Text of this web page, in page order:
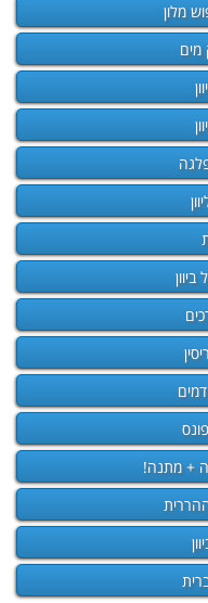
מלון
מים
+ מתנה!